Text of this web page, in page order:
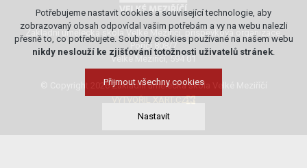
Základní umělecká škola Velké Meziříčí, příspěvková organizace,
Poříčí 808/7
Velké Meziříčí, 594 01
© Copyright 2026 Základní umělecká škola Velké Meziříčí
VYTVOŘIL XART.CZ
Potřebujeme nastavit cookies a související technologie, aby
zobrazovaný obsah odpovídal vašim potřebám a vy na webu nalezli
přesně to, co potřebujete. Soubory cookies používané na našem webu
nikdy neslouží ke zjišťování totožnosti uživatelů stránek.
Přijmout všechny cookies
Nastavit